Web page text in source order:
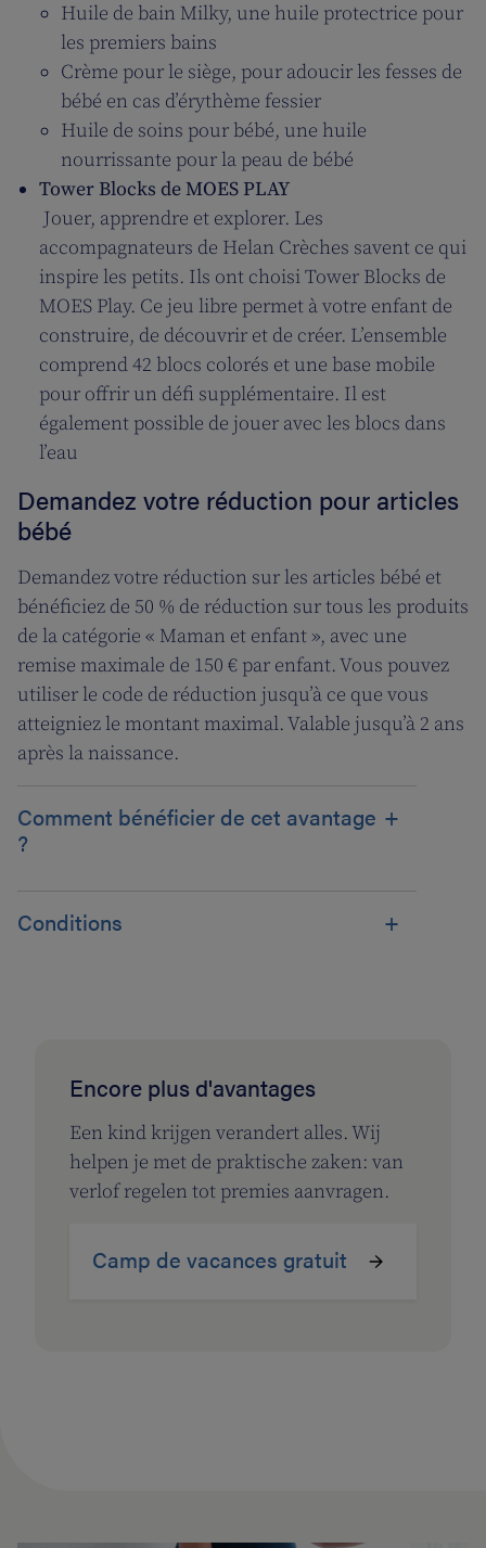
Huile de bain Milky, une huile protectrice pour
les premiers bains
Crème pour le siège, pour adoucir les fesses de
bébé en cas d’érythème fessier
Huile de soins pour bébé, une huile
nourrissante pour la peau de bébé
Tower Blocks de MOES PLAY
Jouer, apprendre et explorer. Les
accompagnateurs de Helan Crèches savent ce qui
inspire les petits. Ils ont choisi Tower Blocks de
MOES Play. Ce jeu libre permet à votre enfant de
construire, de découvrir et de créer. L’ensemble
comprend 42 blocs colorés et une base mobile
pour offrir un défi supplémentaire. Il est
également possible de jouer avec les blocs dans
l’eau
Demandez votre réduction pour articles
bébé
Demandez votre réduction sur les articles bébé et
bénéficiez de 50 % de réduction sur tous les produits
de la catégorie « Maman et enfant », avec une
remise maximale de 150 € par enfant. Vous pouvez
utiliser le code de réduction jusqu’à ce que vous
atteigniez le montant maximal. Valable jusqu’à 2 ans
après la naissance.
Comment bénéficier de cet avantage
?
Conditions
Encore plus d'avantages
Een kind krijgen verandert alles. Wij
helpen je met de praktische zaken: van
verlof regelen tot premies aanvragen.
Camp de vacances gratuit